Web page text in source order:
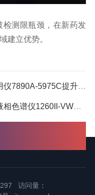
测限瓶颈，在新药发
建立优势。
度,保障数据质量,降低综合成本和扩展应用
兴香精香料成分分析的经典稳健配置
访问量：